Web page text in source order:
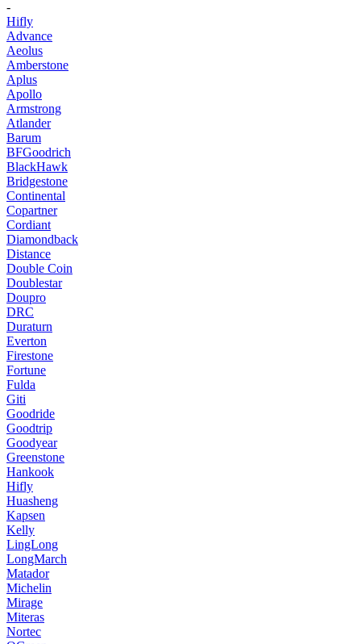
-
Hifly
Advance
Aeolus
Amberstone
Aplus
Apollo
Armstrong
Atlander
Barum
BFGoodrich
BlackHawk
Bridgestone
Continental
Copartner
Cordiant
Diamondback
Distance
Double Coin
Doublestar
Doupro
DRC
Duraturn
Everton
Firestone
Fortune
Fulda
Giti
Goodride
Goodtrip
Goodyear
Greenstone
Hankook
Hifly
Huasheng
Kapsen
Kelly
LingLong
LongMarch
Matador
Michelin
Mirage
Miteras
Nortec